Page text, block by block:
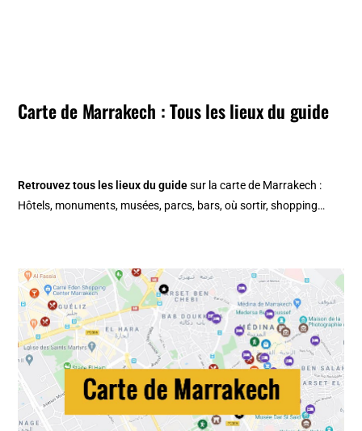
Carte de Marrakech : Tous les lieux du guide
Retrouvez tous les lieux du guidesur lacarte de Marrakech :
Hôtels, monuments, musées, parcs, bars, où sortir, shopping…